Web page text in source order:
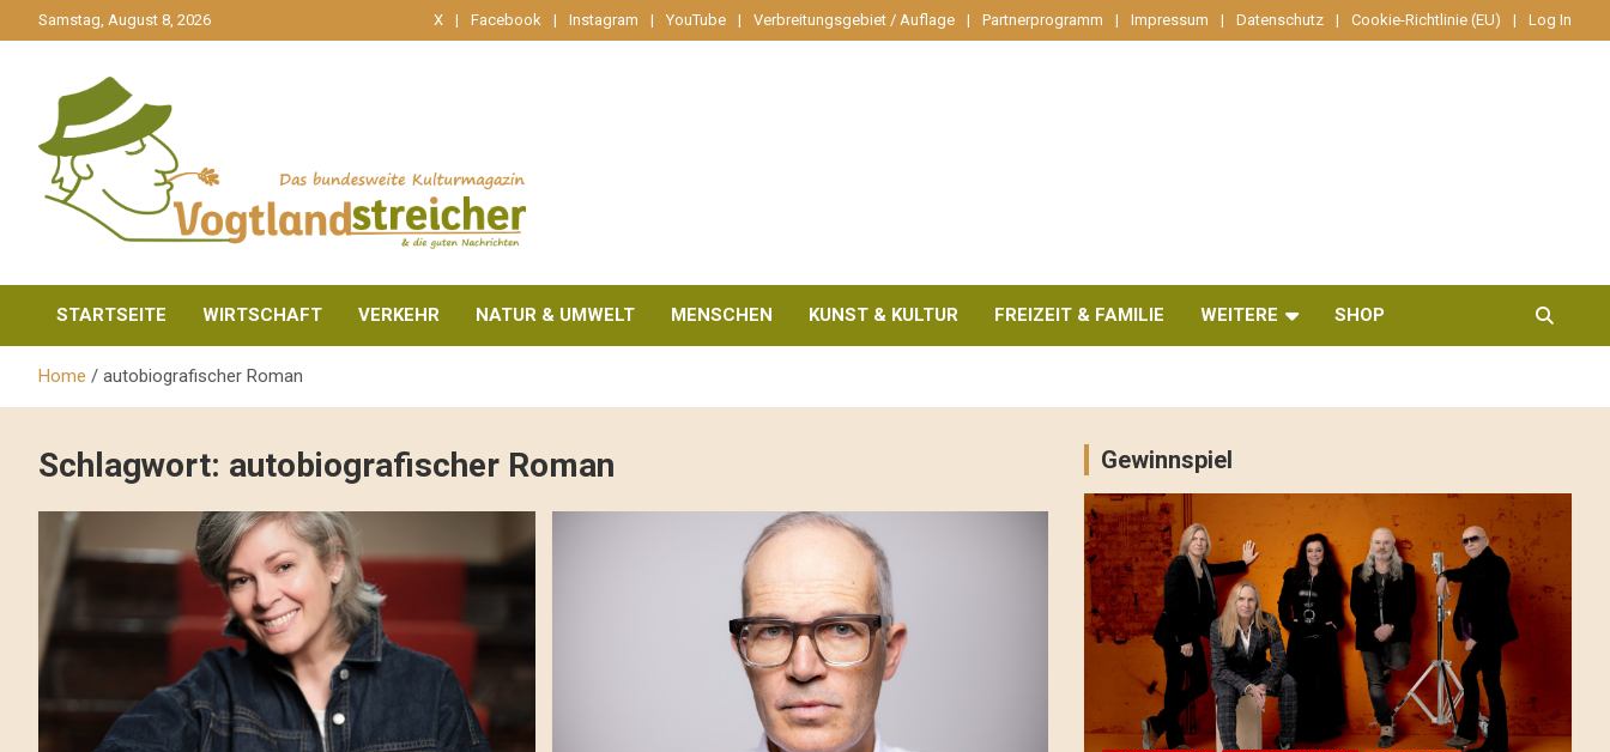
zum
Samstag, August 8, 2026 X Facebook Instagram YouTube Verbreitungsgebiet / Auflage Partnerprogramm Impressum Datenschutz Cookie-Richtlinie (EU) Log In
Vogtlandstreicher
STARTSEITE WIRTSCHAFT VERKEHR NATUR & UMWELT MENSCHEN KUNST & KULTUR FREIZEIT & FAMILIE WEITERE SHOP
Home autobiografischer Roman
Schlagwort: autobiografischer Roman Gewinnspiel